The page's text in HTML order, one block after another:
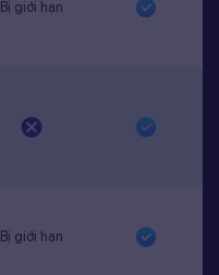
Bị giới hạn
Bị giới hạn